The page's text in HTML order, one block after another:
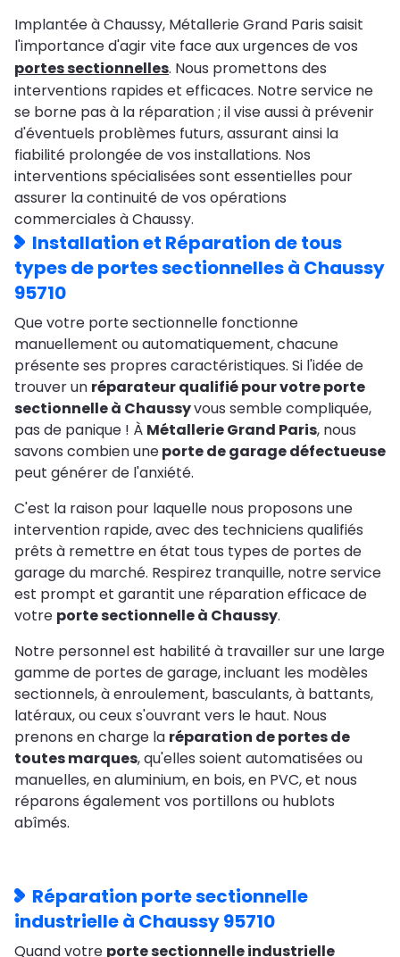
Implantée à Chaussy, Métallerie Grand Paris saisit
l'importance d'agir vite face aux urgences de vos
portes sectionnelles. Nous promettons des
interventions rapides et efficaces. Notre service ne
se borne pas à la réparation ; il vise aussi à prévenir
d'éventuels problèmes futurs, assurant ainsi la
fiabilité prolongée de vos installations. Nos
interventions spécialisées sont essentielles pour
assurer la continuité de vos opérations
commerciales à Chaussy.
Installation et Réparation de tous
types de portes sectionnelles à Chaussy
95710
Que votre porte sectionnelle fonctionne
manuellement ou automatiquement, chacune
présente ses propres caractéristiques. Si l'idée de
trouver un réparateur qualifié pour votre porte
sectionnelle à Chaussyvous semble compliquée,
pas de panique ! À Métallerie Grand Paris, nous
savons combien uneporte de garage défectueuse
peut générer de l'anxiété.
C'est la raison pour laquelle nous proposons une
intervention rapide, avec des techniciens qualifiés
prêts à remettre en état tous types de portes de
garage du marché. Respirez tranquille, notre service
est prompt et garantit une réparation efficace de
votre porte sectionnelle à Chaussy.
Notre personnel est habilité à travailler sur une large
gamme de portes de garage, incluant les modèles
sectionnels, à enroulement, basculants, à battants,
latéraux, ou ceux s'ouvrant vers le haut. Nous
prenons en charge la réparation de portes de
toutes marques, qu'elles soient automatisées ou
manuelles, en aluminium, en bois, en PVC, et nous
réparons également vos portillons ou hublots
abîmés.
Réparation porte sectionnelle
industrielle à Chaussy 95710
Quand votre porte sectionnelle industrielle